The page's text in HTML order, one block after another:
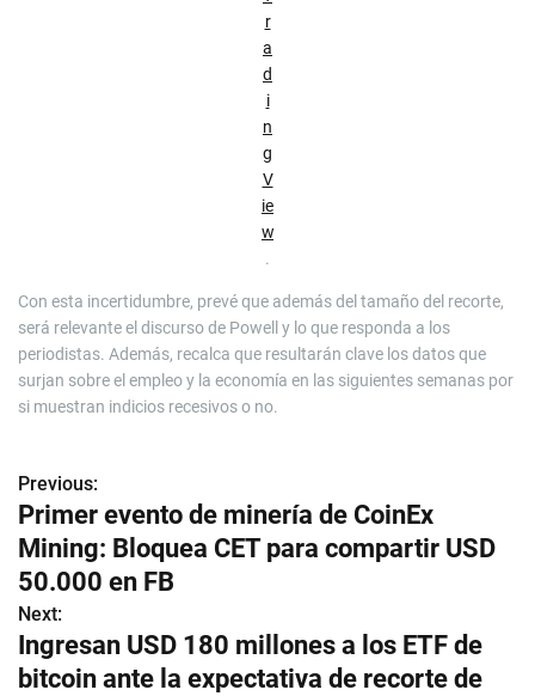
r
a
d
i
n
g
V
ie
w
.
Con esta incertidumbre, prevé que además del tamaño del recorte,
será relevante el discurso de Powell y lo que responda a los
periodistas. Además, recalca que resultarán clave los datos que
surjan sobre el empleo y la economía en las siguientes semanas por
si muestran indicios recesivos o no.
N
a
v
e
g
Previous:
Primer evento de minería de CoinEx
Mining: Bloquea CET para compartir USD
50.000 en FB
Next:
Ingresan USD 180 millones a los ETF de
bitcoin ante la expectativa de recorte de